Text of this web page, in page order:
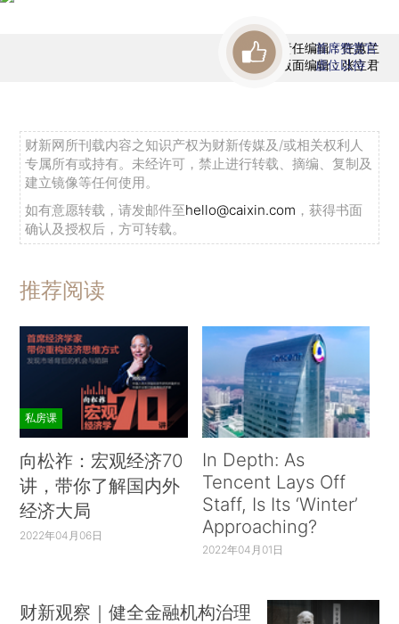
责任编辑：任蕙兰
版面编辑：张立君
首席赞赏官
虚位以待
财新网所刊载内容之知识产权为财新传媒及/或相关权利人
专属所有或持有。未经许可，禁止进行转载、摘编、复制及
建立镜像等任何使用。
如有意愿转载，请发邮件至hello@caixin.com ，获得书面
确认及授权后，方可转载。
推荐阅读
私房课
向松祚：宏观经济70
讲，带你了解国内外
经济大局
2022年04月06日
In Depth: As
Tencent Lays Off
Staff, Is Its ‘Winter’
Approaching?
2022年04月01日
财新观察｜健全金融机构治理